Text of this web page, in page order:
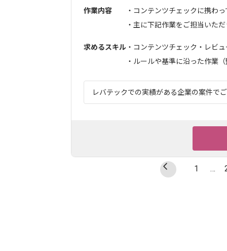
作業内容
・コンテンツチェックに携わ
・主に下記作業をご担当いただ
求めるスキル ・コンテンツチェック・レビ
・ルールや基準に沿った作業（
レバテックでの実績がある企業の案件で
1 …